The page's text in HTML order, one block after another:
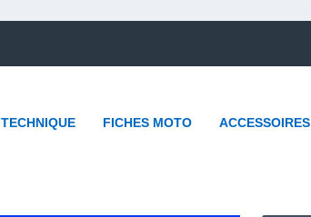
TECHNIQUE FICHES MOTO ACCESSOIRES